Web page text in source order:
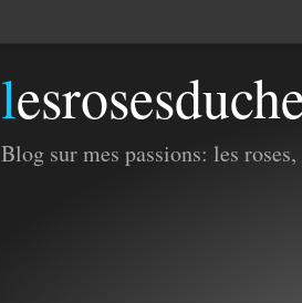
Blog sur mes passions: les